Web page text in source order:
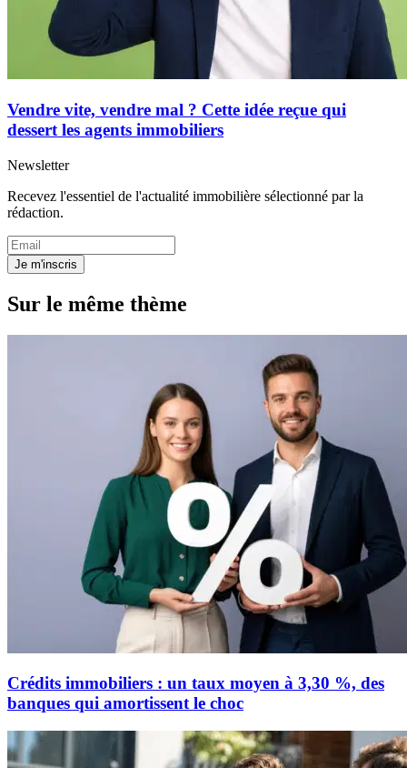
Vendre vite, vendre mal ? Cette idée reçue qui
dessert les agents immobiliers
Newsletter
Recevez l'essentiel de l'actualité immobilière sélectionné par la
rédaction.
Je m'inscris
Sur le même thème
Crédits immobiliers : un taux moyen à 3,30 %, des
banques qui amortissent le choc